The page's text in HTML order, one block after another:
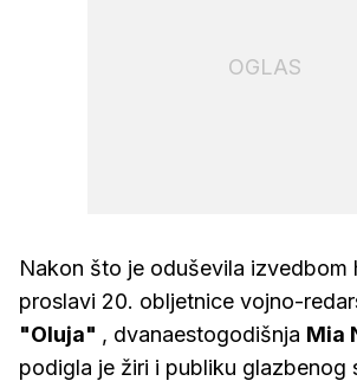
OGLAS
Nakon što je oduševila izvedbom
proslavi 20. obljetnice vojno-
"Oluja" , dvanaestogodišnja Mia
podigla je žiri i publiku glazbenog